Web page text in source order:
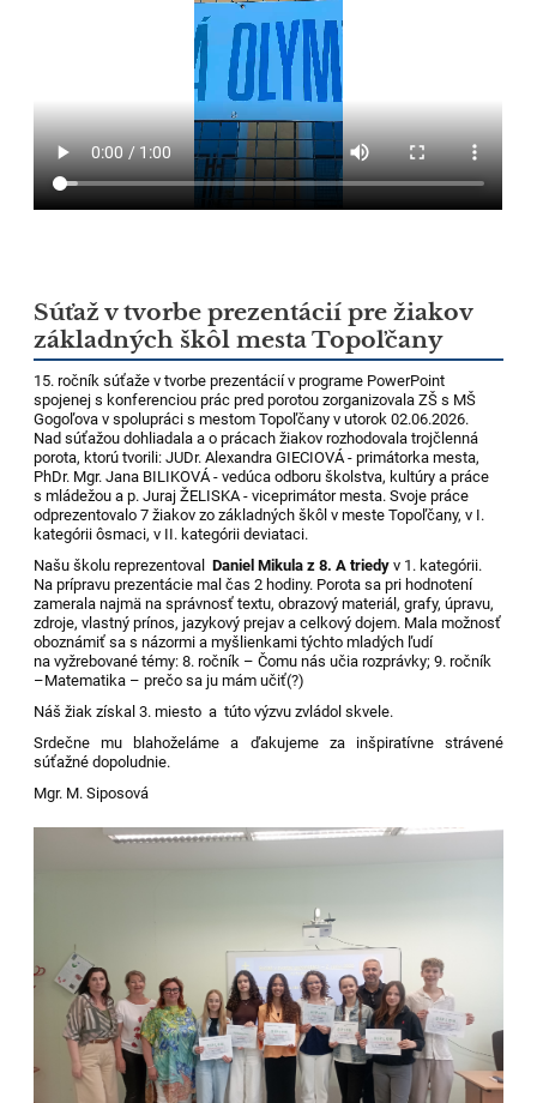
Súťaž v tvorbe prezentácií pre žiakov
základných škôl mesta Topoľčany
15. ročník súťaže v tvorbe prezentácií v programe PowerPoint
spojenej s konferenciou prác pred porotou zorganizovala ZŠ s MŠ
Gogoľova v spolupráci s mestom Topoľčany v utorok 02.06.2026.
Nad súťažou dohliadala a o prácach žiakov rozhodovala trojčlenná
porota, ktorú tvorili: JUDr. Alexandra GIECIOVÁ - primátorka mesta,
PhDr. Mgr. Jana BILIKOVÁ - vedúca odboru školstva, kultúry a práce
s mládežou a p. Juraj ŽELISKA - viceprimátor mesta. Svoje práce
odprezentovalo 7 žiakov zo základných škôl v meste Topoľčany, v I.
kategórii ôsmaci, v II. kategórii deviataci.
Našu školu reprezentovalDaniel Mikula z 8. A triedy v 1. kategórii.
Na prípravu prezentácie mal čas 2 hodiny. Porota sa pri hodnotení
zamerala najmä na správnosť textu, obrazový materiál, grafy, úpravu,
zdroje, vlastný prínos, jazykový prejav a celkový dojem. Mala možnosť
oboznámiť sa s názormi a myšlienkami týchto mladých ľudí
na vyžrebované témy: 8. ročník – Čomu nás učia rozprávky; 9. ročník
–Matematika – prečo sa ju mám učiť(?)
Náš žiak získal 3. miesto a túto výzvu zvládol skvele.
Srdečne mu blahoželáme a ďakujeme za inšpiratívne strávené
súťažné dopoludnie.
Mgr. M. Siposová